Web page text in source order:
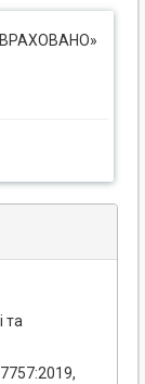
ВРАХОВАНО»
та